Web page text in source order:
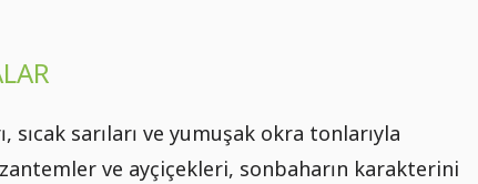
sıcak sarıları ve yumuşak okra tonlarıyla
ve ayçiçekleri, sonbaharın karakterini